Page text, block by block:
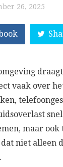
26, 2025
vaak over
maar ook
niet alleen